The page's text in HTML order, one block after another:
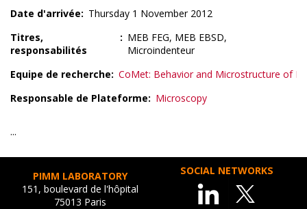
Date d'arrivée
Thursday 1 November 2012
Titres,
responsabilités
MEB FEG, MEB EBSD,
Microindenteur
Equipe de recherche
CoMet: Behavior and Microstructure of
Responsable de Plateforme
Microscopy
...
PIMM LABORATORY
151, boulevard de l'hôpital
75013 Paris
SOCIAL NETWORKS